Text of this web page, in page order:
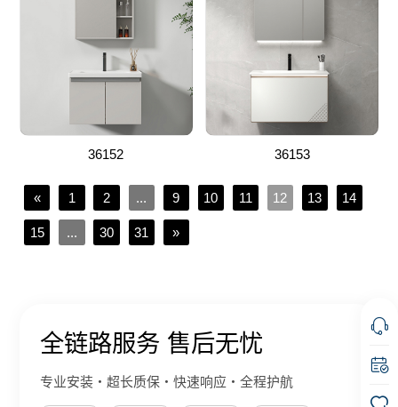
36152 36153
« 1 2 ... 9 10 11 12 13 14
15 ... 30 31 »
全链路服务 售后无忧
专业安装・超长质保・快速响应・全程护航